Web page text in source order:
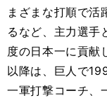
まざまな打順で
るなど、主力選手
度の日本一に貢献
以降は、巨人で
一軍打撃コーチ、